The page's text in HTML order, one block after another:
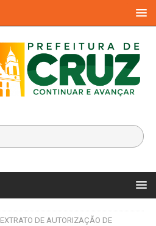
EXTRATO DE AUTORIZAÇÃO DE